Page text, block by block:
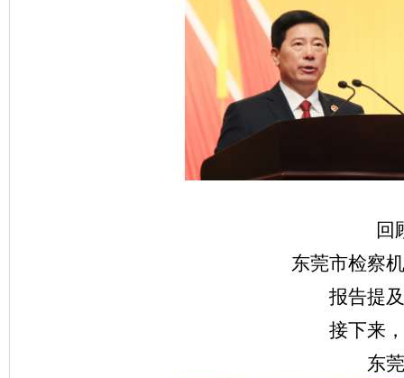
回
东莞市检察
报告提
接下来
东